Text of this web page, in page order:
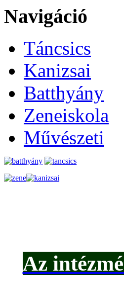
Navigáció
Táncsics
Kanizsai
Batthyány
Zeneiskola
Művészeti
Az